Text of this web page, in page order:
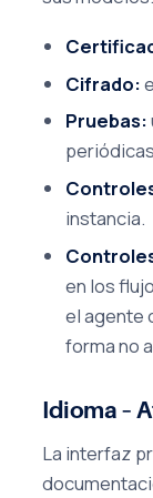
Cifrado:
Pruebas:
instancia.
en los
el agente
forma no
Idioma –
La interfaz